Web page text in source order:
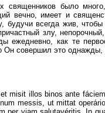
священников было
вечно, имеет и
будучи всегда жив,
злу,
ежедневно, как те
Он совершил это однажды,
misit illos binos ante
messis, ut mittat